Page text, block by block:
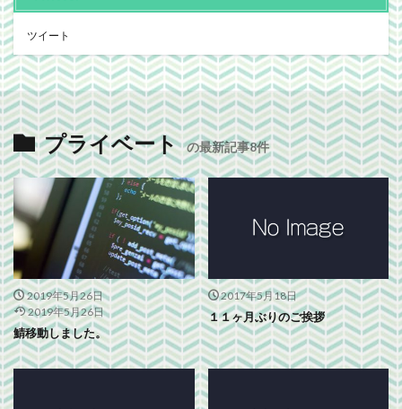
ツイート
プライベート の最新記事8件
2019年5月26日
2019年5月26日
鯖移動しました。
2017年5月18日
１１ヶ月ぶりのご挨拶